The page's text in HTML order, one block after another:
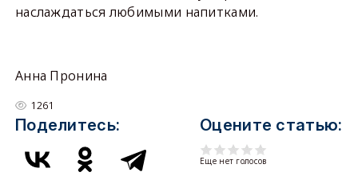
наслаждаться любимыми напитками.
Анна Пронина
1261
Поделитесь: Оцените статью:
Еще нет голосов